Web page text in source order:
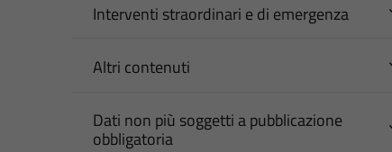
Interventi straordinari e di emergenza
Altri contenuti
Dati non più soggetti a pubblicazione
obbligatoria